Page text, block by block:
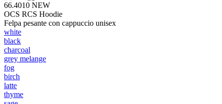
66.4010 NEW
OCS RCS Hoodie
Felpa pesante con cappuccio unisex
white
black
charcoal
grey melange
fog
birch
latte
thyme